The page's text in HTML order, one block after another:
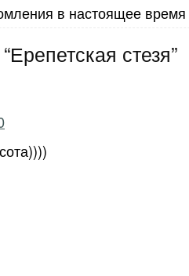
в настоящее
стезя”